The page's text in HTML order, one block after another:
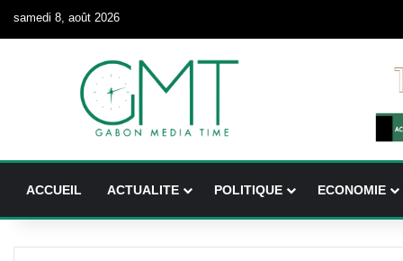
samedi 8, août 2026
ACCUEIL ACTUALITE POLITIQUE ECONOMIE